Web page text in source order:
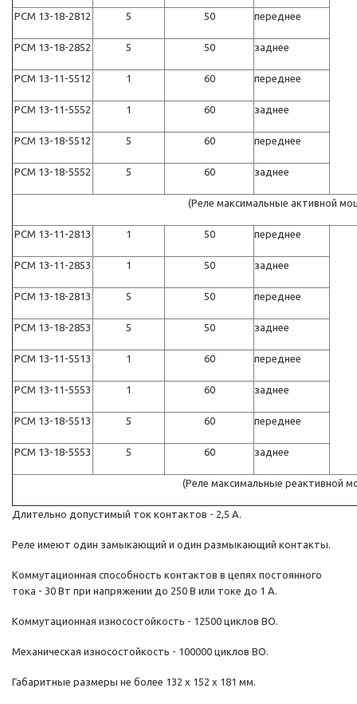
РСМ 13-18-2812 5 50 переднее
РСМ 13-18-2852 5 50 заднее
РСМ 13-11-5512 1 60 переднее
РСМ 13-11-5552 1 60 заднее
РСМ 13-18-5512 5 60 переднее
РСМ 13-18-5552 5 60 заднее
(Реле максимальные активной
РСМ 13-11-2813 1 50 переднее
РСМ 13-11-2853 1 50 заднее
РСМ 13-18-2813 5 50 переднее
РСМ 13-18-2853 5 50 заднее
РСМ 13-11-5513 1 60 переднее
РСМ 13-11-5553 1 60 заднее
РСМ 13-18-5513 5 60 переднее
РСМ 13-18-5553 5 60 заднее
(Реле максимальные реактивной
Длительно допустимый ток контактов - 2,5 А.
Реле имеют один замыкающий и один размыкающий контакты.
Коммутационная способность контактов в цепях постоянного
тока - 30 Вт при напряжении до 250 В или токе до 1 А.
Коммутационная износостойкость - 12500 циклов ВО.
Механическая износостойкость - 100000 циклов ВО.
Габаритные размеры не более 132 х 152 х 181 мм.